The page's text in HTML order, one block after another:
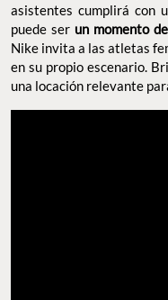
asistentes cumplirá con
puede ser un momento
Nike invita a las atletas
en su propio escenario.
una locación relevante